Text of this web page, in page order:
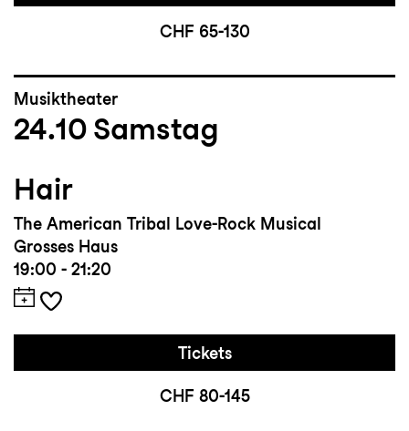
CHF 65-130
Musiktheater
24.10 Samstag
Hair
The American Tribal Love-Rock Musical
Grosses Haus
19:00 - 21:20
Tickets
CHF 80-145